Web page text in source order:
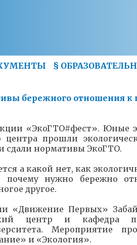
§
бережного отношения к
«ЭкоГТО#фест». Юные
центра прошли
сдали нормативы ЭкоГТО.
а какой нет, как
почему нужно бережно
другое.
«Движение Первых»
центр и кафедра
Мероприятие
и «Экология».